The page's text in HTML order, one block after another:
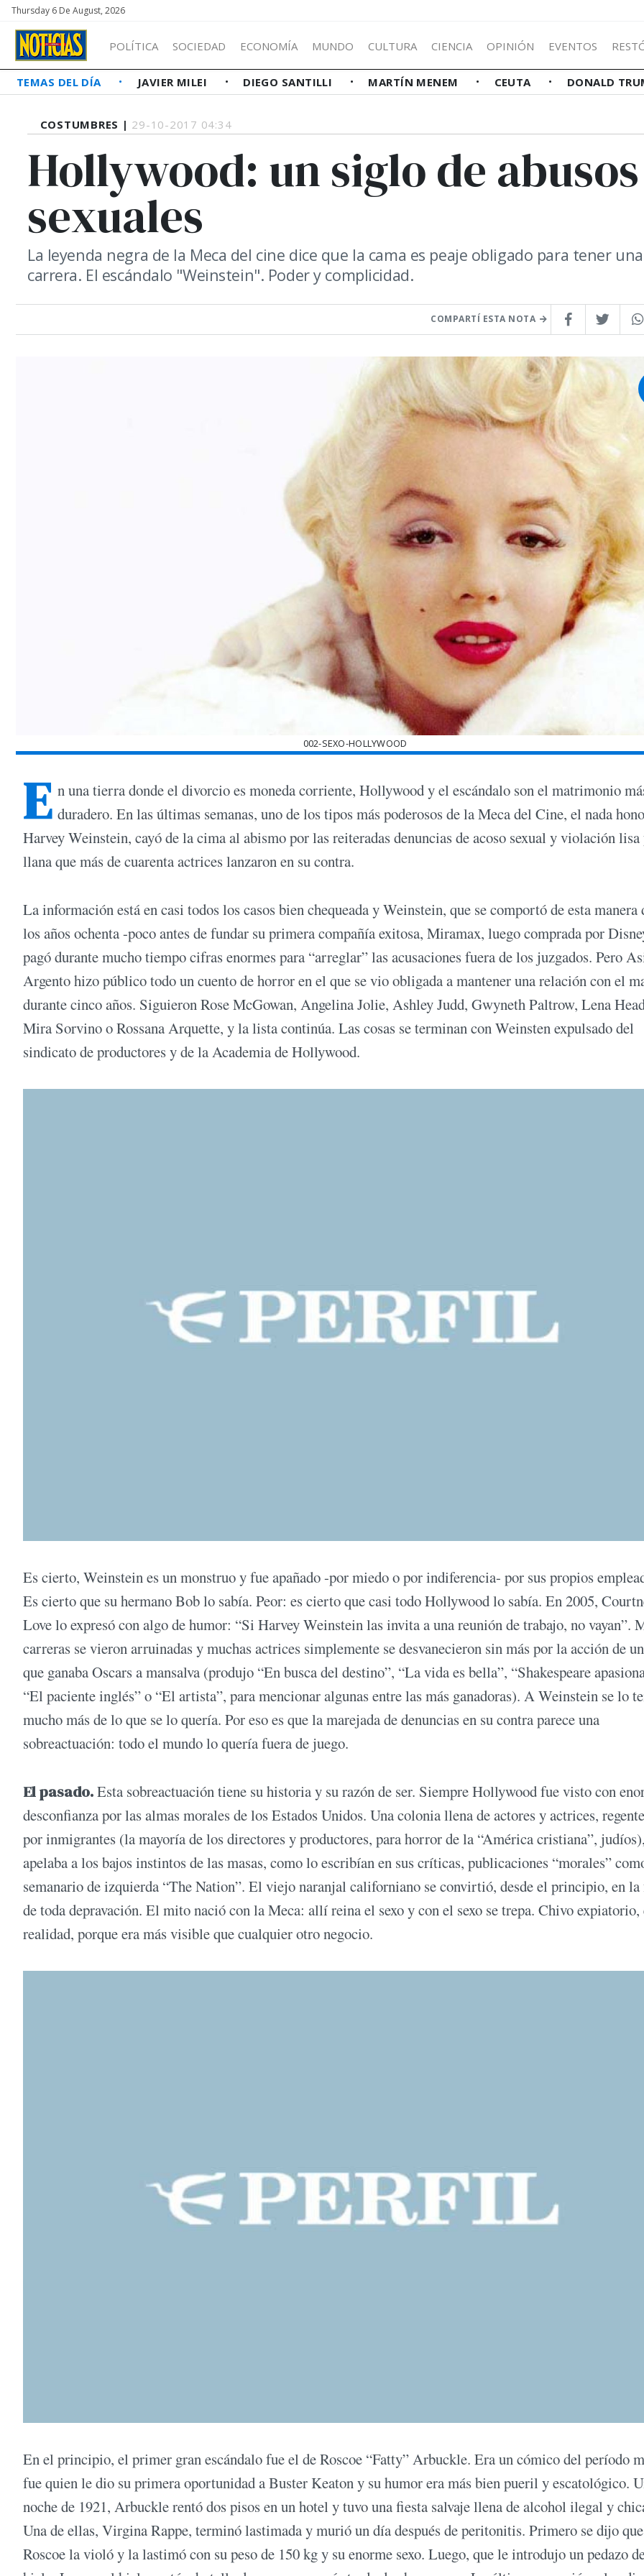
Thursday 6 De August, 2026
POLÍTICA SOCIEDAD ECONOMÍA MUNDO CULTURA CIENCIA OPINIÓN EVENTOS
TEMAS DEL DÍA JAVIER MILEI DIEGO SANTILLI MARTÍN MENEM CEUTA DONALD
COSTUMBRES | 29-10-2017 04:34
Hollywood: un siglo de abusos
sexuales
La leyenda negra de la Meca del cine dice que la cama es peaje obligado para tener una
carrera. El escándalo "Weinstein". Poder y complicidad.
COMPARTÍ ESTA NOTA
002-SEXO-HOLLYWOOD
E n una tierra donde el divorcio es moneda corriente, Hollywood y el escándalo son el matrimonio
duradero. En las últimas semanas, uno de los tipos más poderosos de la Meca del Cine, el nada
Harvey Weinstein, cayó de la cima al abismo por las reiteradas denuncias de acoso sexual y violación lisa
llana que más de cuarenta actrices lanzaron en su contra.
La información está en casi todos los casos bien chequeada y Weinstein, que se comportó de esta manera
los años ochenta -poco antes de fundar su primera compañía exitosa, Miramax, luego comprada por
pagó durante mucho tiempo cifras enormes para “arreglar” las acusaciones fuera de los juzgados. Pero
Argento hizo público todo un cuento de horror en el que se vio obligada a mantener una relación con el
durante cinco años. Siguieron Rose McGowan, Angelina Jolie, Ashley Judd, Gwyneth Paltrow, Lena
Mira Sorvino o Rossana Arquette, y la lista continúa. Las cosas se terminan con Weinsten expulsado del
sindicato de productores y de la Academia de Hollywood.
Es cierto, Weinstein es un monstruo y fue apañado -por miedo o por indiferencia- por sus propios
Es cierto que su hermano Bob lo sabía. Peor: es cierto que casi todo Hollywood lo sabía. En 2005,
Love lo expresó con algo de humor: “Si Harvey Weinstein las invita a una reunión de trabajo, no vayan”.
carreras se vieron arruinadas y muchas actrices simplemente se desvanecieron sin más por la acción de
que ganaba Oscars a mansalva (produjo “En busca del destino”, “La vida es bella”, “Shakespeare
“El paciente inglés” o “El artista”, para mencionar algunas entre las más ganadoras). A Weinstein se lo
mucho más de lo que se lo quería. Por eso es que la marejada de denuncias en su contra parece una
sobreactuación: todo el mundo lo quería fuera de juego.
El pasado.Esta sobreactuación tiene su historia y su razón de ser. Siempre Hollywood fue visto con
desconfianza por las almas morales de los Estados Unidos. Una colonia llena de actores y actrices,
por inmigrantes (la mayoría de los directores y productores, para horror de la “América cristiana”,
apelaba a los bajos instintos de las masas, como lo escribían en sus críticas, publicaciones “morales”
semanario de izquierda “The Nation”. El viejo naranjal californiano se convirtió, desde el principio, en la
de toda depravación. El mito nació con la Meca: allí reina el sexo y con el sexo se trepa. Chivo expiatorio,
realidad, porque era más visible que cualquier otro negocio.
En el principio, el primer gran escándalo fue el de Roscoe “Fatty” Arbuckle. Era un cómico del período
fue quien le dio su primera oportunidad a Buster Keaton y su humor era más bien pueril y escatológico.
noche de 1921, Arbuckle rentó dos pisos en un hotel y tuvo una fiesta salvaje llena de alcohol ilegal y
Una de ellas, Virgina Rappe, terminó lastimada y murió un día después de peritonitis. Primero se dijo que
Roscoe la violó y la lastimó con su peso de 150 kg y su enorme sexo. Luego, que le introdujo un pedazo